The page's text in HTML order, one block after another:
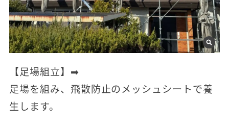
【足場組立】➡
足場を組み、飛散防止のメッシュシートで養
生します。